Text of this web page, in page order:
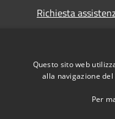
Richiesta
Questo sito web
alla navigazione
Per